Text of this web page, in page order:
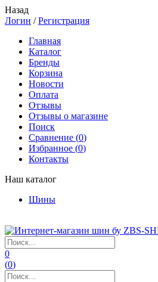
Назад
Логин /Регистрация
Главная
Каталог
Бренды
Корзина
Новости
Оплата
Отзывы
Отзывы о магазине
Поиск
Сравнение (0)
Избранное (0)
Контакты
Наш каталог
Шины
0
(0)